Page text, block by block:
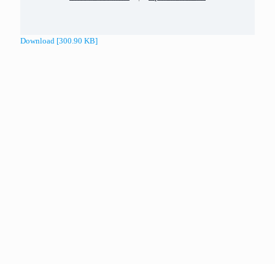
Download [300.90 KB]